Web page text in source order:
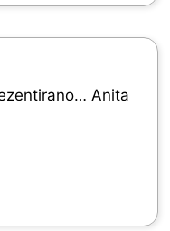
Anita